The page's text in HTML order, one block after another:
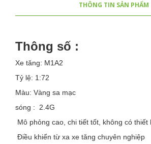
THÔNG TIN SẢN PHẨM
Thông số :
Xe tăng: M1A2
Tỷ lệ: 1:72
Màu: Vàng sa mạc
sóng : 2.4G
Mô phỏng cao, chi tiết tốt, không có thiết
Điều khiển từ xa xe tăng chuyên nghiệp